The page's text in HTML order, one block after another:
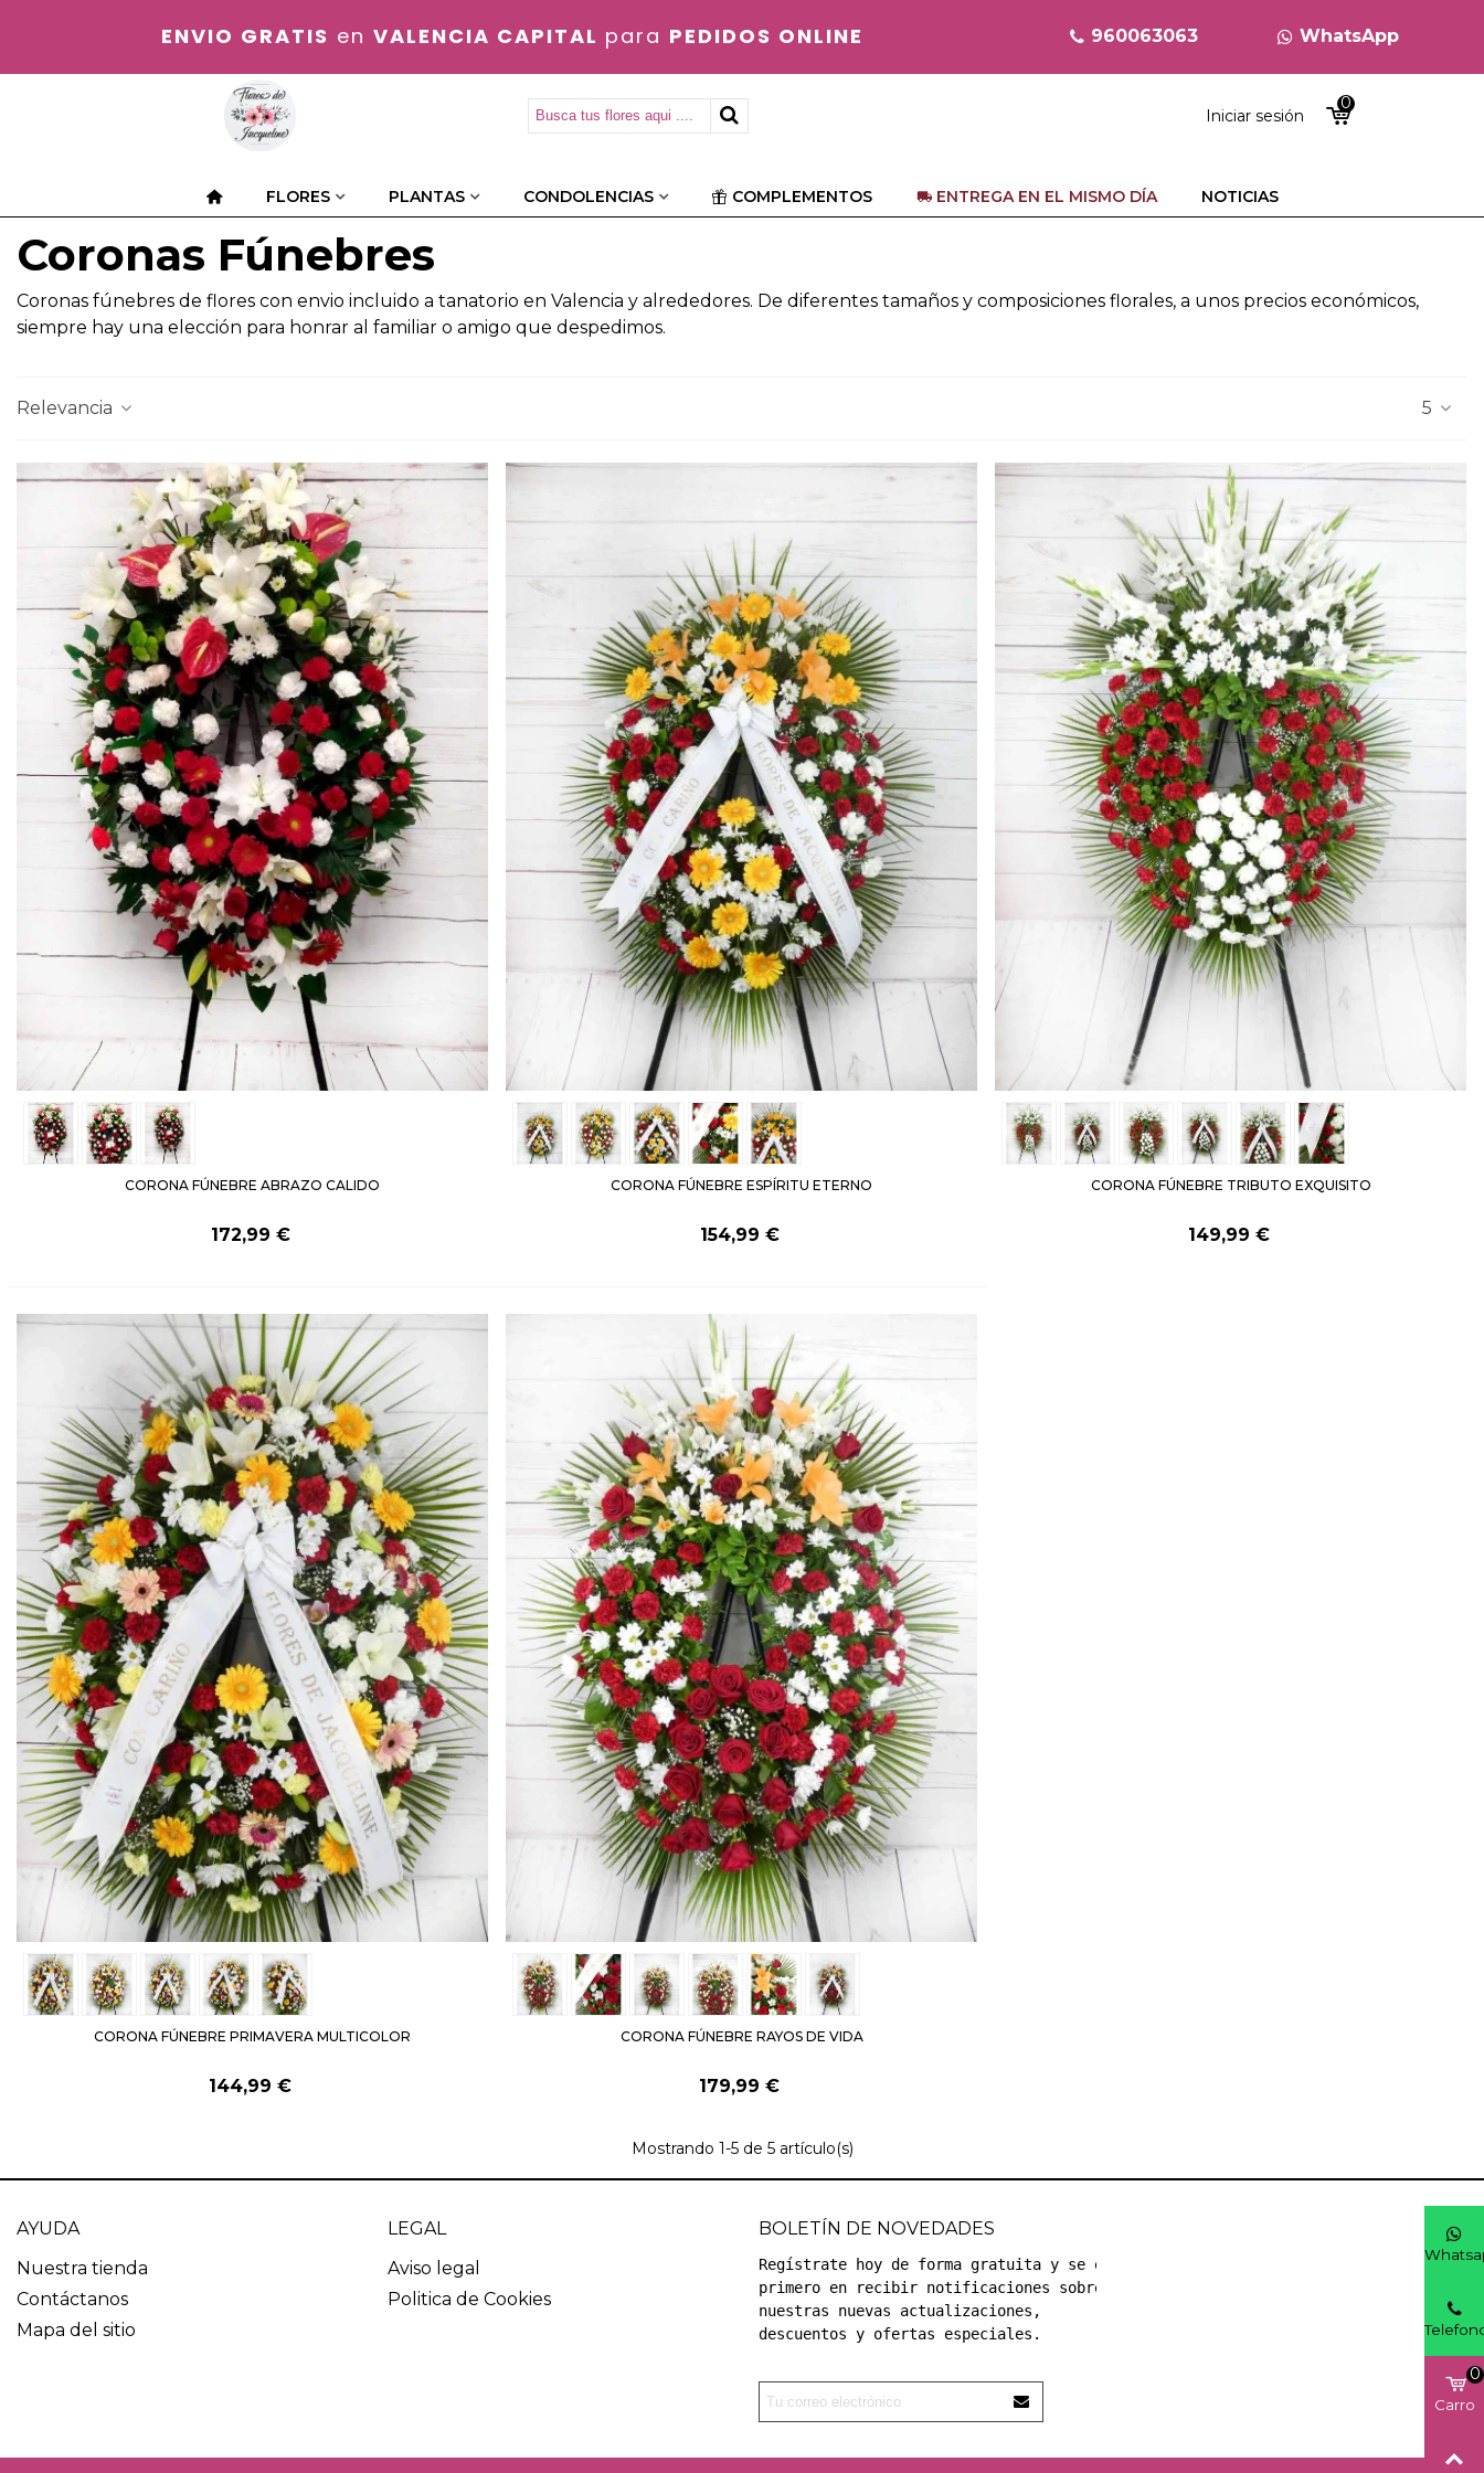
ENVIO GRATIS en VALENCIA CAPITAL para PEDIDOS ONLINE 960063063 WhatsApp
Iniciar sesión
0
FLORES PLANTAS CONDOLENCIAS COMPLEMENTOS ENTREGA EN EL MISMO DÍA NOTICIAS
Coronas Fúnebres
Coronas fúnebres de flores con envio incluido a tanatorio en Valencia y alrededores. De diferentes tamaños y composiciones florales, a unos precios económicos,
siempre hay una elección para honrar al familiar o amigo que despedimos.
Relevancia 5
CORONA FÚNEBRE ABRAZO CALIDO
172,99 €
CORONA FÚNEBRE ESPÍRITU ETERNO
154,99 €
CORONA FÚNEBRE TRIBUTO EXQUISITO
149,99 €
CORONA FÚNEBRE PRIMAVERA MULTICOLOR
144,99 €
CORONA FÚNEBRE RAYOS DE VIDA
179,99 €
Mostrando 1-5 de 5 artículo(s)
AYUDA
Nuestra tienda
Contáctanos
Mapa del sitio
LEGAL
Aviso legal
Politica de Cookies
BOLETÍN DE NOVEDADES
Regístrate hoy de forma gratuita y se el
primero en recibir notificaciones sobre
nuestras nuevas actualizaciones,
descuentos y ofertas especiales.
Carro
0